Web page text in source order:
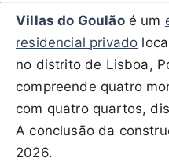
Villas do Goulãoé um
residencial privado
no distrito de Lisboa,
compreende quatro
com quatro quartos,
A conclusão da
2026.